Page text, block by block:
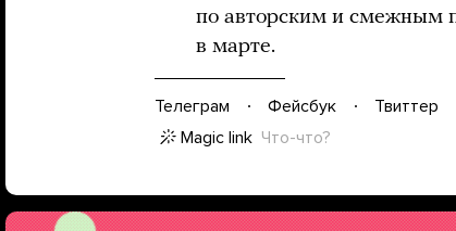
по авторским и смежным
в марте.
Телеграм Фейсбук Твиттер
Magic link Что-что?